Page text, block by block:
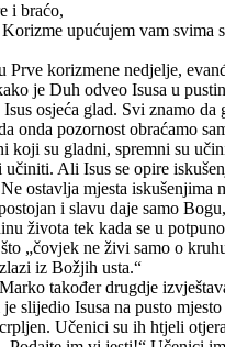
i braćo,
upućujem vam svima
Prve korizmene nedjelje,
je Duh odveo Isusa u
Isus osjeća glad. Svi znamo da
onda pozornost obraćamo
koji su gladni, spremni su
učiniti. Ali Isus se opire
ostavlja mjesta iskušenjima
i slavu daje samo
života tek kada se u
„čovjek ne živi samo o
iz Božjih usta.“
također drugdje
slijedio Isusa na pusto
Učenici su ih htjeli